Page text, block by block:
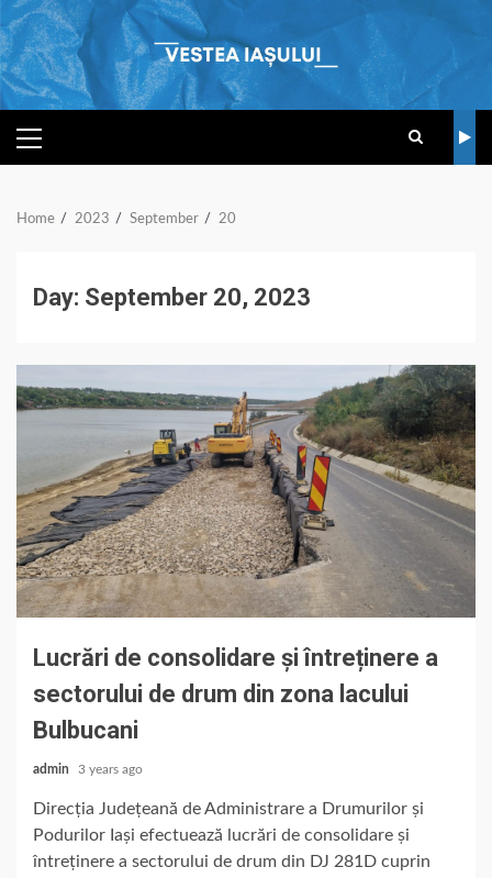
Skip
to
content
PRIMARY
MENU
Home 2023 September 20
Day: September 20, 2023
Lucrări de consolidare și întreținere a
sectorului de drum din zona lacului
Bulbucani
admin 3 years ago
Direcția Județeană de Administrare a Drumurilor și
Podurilor Iași efectuează lucrări de consolidare și
întreținere a sectorului de drum din DJ 281D cuprin